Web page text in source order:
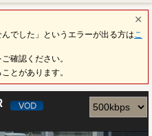
でした」というエラーが出る方は こ
ご確認ください。
とがあります。